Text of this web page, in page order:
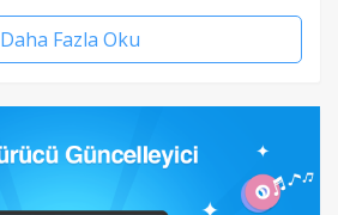
Daha Fazla Oku